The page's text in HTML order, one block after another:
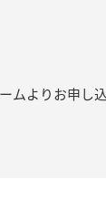
ムよりお申し